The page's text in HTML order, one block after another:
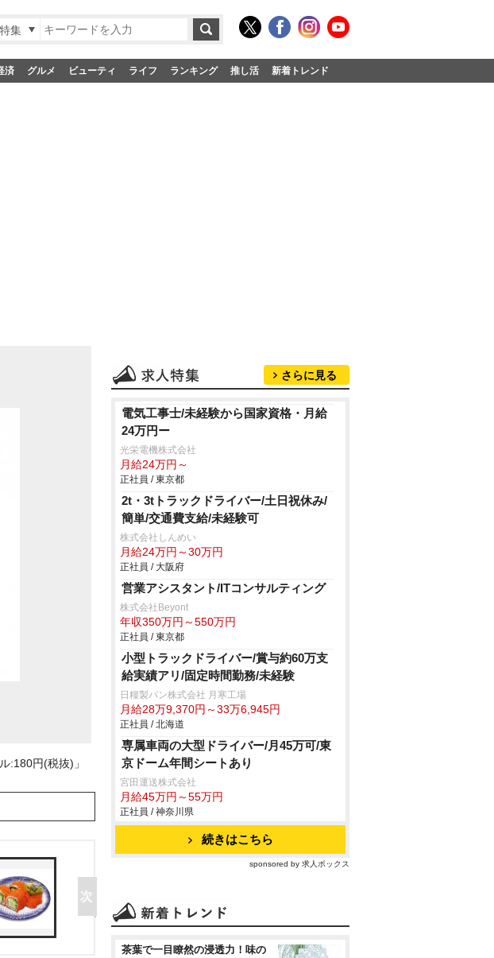
集
済 グルメ ビューティ ライフ ランキング 推し活 新着トレンド
:180円(税抜)」
さらに見る
電気工事士/未経験から国家資格・月給
24万円ー
光栄電機株式会社
月給24万円～
正社員 / 東京都
2t・3tトラックドライバー/土日祝休み/
簡単/交通費支給/未経験可
株式会社しんめい
月給24万円～30万円
正社員 / 大阪府
営業アシスタント/ITコンサルティング
株式会社Beyont
年収350万円～550万円
正社員 / 東京都
小型トラックドライバー/賞与約60万支
給実績アリ/固定時間勤務/未経験
日糧製パン株式会社 月寒工場
月給28万9,370円～33万6,945円
正社員 / 北海道
専属車両の大型ドライバー/月45万可/東
京ドーム年間シートあり
宮田運送株式会社
月給45万円～55万円
正社員 / 神奈川県
続きはこちら
sponsored by 求人ボックス
茶葉で一目瞭然の浸透力！味の